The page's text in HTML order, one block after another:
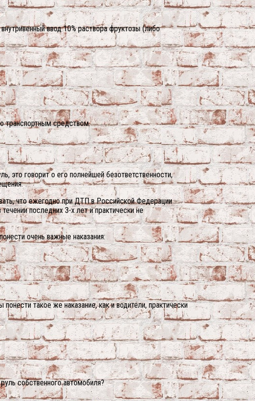
ввод 10% раствора фруктозы (либо
транспортным средством.
это говорит о его полнейшей безответственности,
что ежегодно при ДТП в Российской Федерации
последних 3-х лет и практически не
очень важные наказания:
такое же наказание, как и водители, практически
собственного автомобиля?